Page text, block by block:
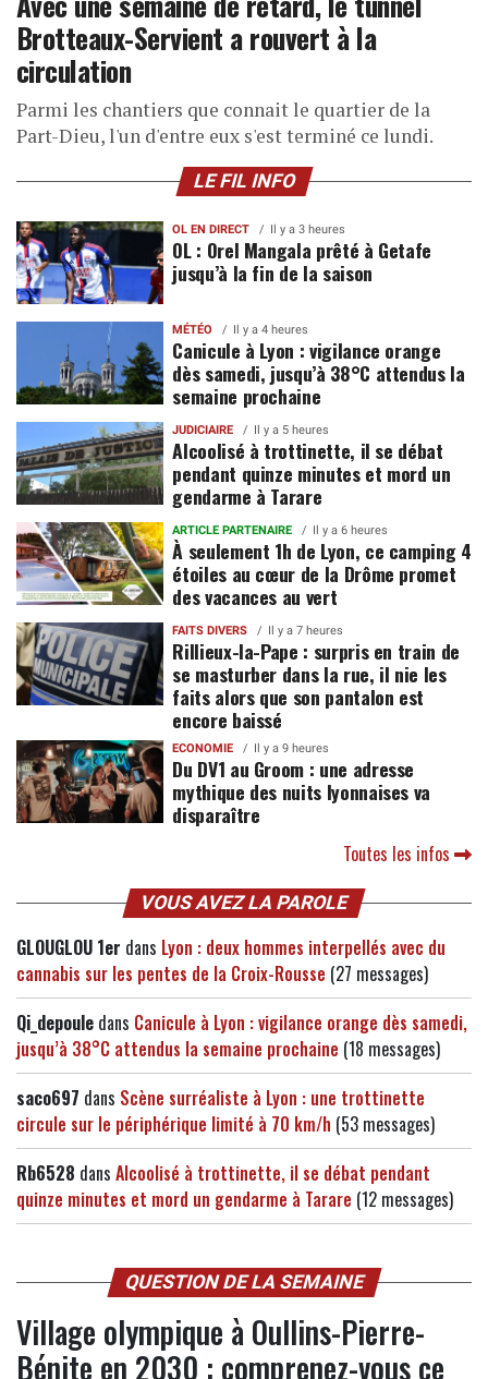
Brotteaux-Servient a rouvert à la
circulation
Parmi les chantiers que connait le quartier de la
Part-Dieu, l'un d'entre eux s'est terminé ce lundi.
LE FIL INFO
OL EN DIRECT Il y a 3 heures
OL : Orel Mangala prêté à Getafe
jusqu’à la fin de la saison
MÉTÉO Il y a 4 heures
Canicule à Lyon : vigilance orange
dès samedi, jusqu’à 38°C attendus la
semaine prochaine
JUDICIAIRE Il y a 5 heures
Alcoolisé à trottinette, il se débat
pendant quinze minutes et mord un
gendarme à Tarare
ARTICLE PARTENAIRE Il y a 6 heures
À seulement 1h de Lyon, ce camping 4
étoiles au cœur de la Drôme promet
des vacances au vert
FAITS DIVERS Il y a 7 heures
Rillieux-la-Pape : surpris en train de
se masturber dans la rue, il nie les
faits alors que son pantalon est
encore baissé
ECONOMIE Il y a 9 heures
Du DV1 au Groom : une adresse
mythique des nuits lyonnaises va
disparaître
Toutes les infos
VOUS AVEZ LA PAROLE
GLOUGLOU 1er dans Lyon : deux hommes interpellés avec du
cannabis sur les pentes de la Croix-Rousse (27 messages)
Qi_depoule dans Canicule à Lyon : vigilance orange dès samedi,
jusqu’à 38°C attendus la semaine prochaine (18 messages)
saco697 dans Scène surréaliste à Lyon : une trottinette
circule sur le périphérique limité à 70 km/h (53 messages)
Rb6528 dans Alcoolisé à trottinette, il se débat pendant
quinze minutes et mord un gendarme à Tarare (12 messages)
QUESTION DE LA SEMAINE
Village olympique à Oullins-Pierre-
Bénite en 2030 : comprenez-vous ce